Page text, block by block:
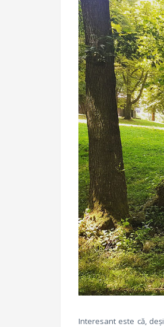
Interesant este că,